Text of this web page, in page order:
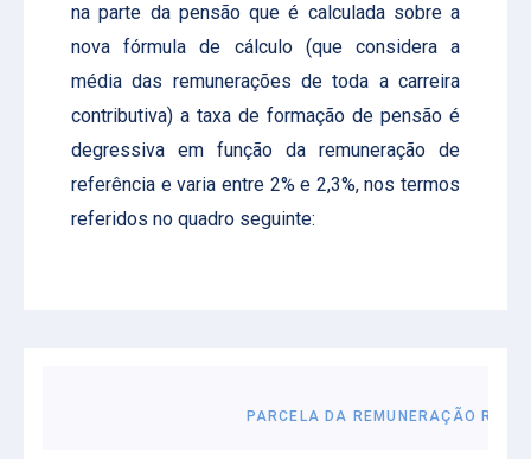
na parte da pensão que é calculada sobre a
nova fórmula de cálculo (que considera a
média das remunerações de toda a carreira
contributiva) a taxa de formação de pensão é
degressiva em função da remuneração de
referência e varia entre 2% e 2,3%, nos termos
referidos no quadro seguinte:
PARCELA DA REMUNERAÇÃO